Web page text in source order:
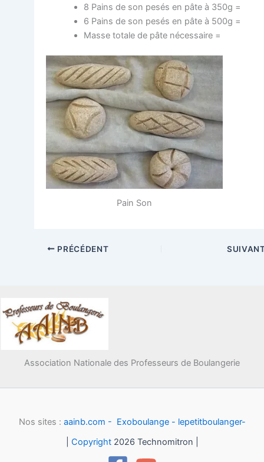
8 Pains de son pesés en pâte à 350g =
6 Pains de son pesés en pâte à 500g =
Masse totale de pâte nécessaire =
Pain Son
PRÉCÉDENT
Association Nationale des Professeurs de Boulangerie
Nos sites : aainb.com - Exoboulange - lepetitboulanger-
Copyright2026 Technomitron |